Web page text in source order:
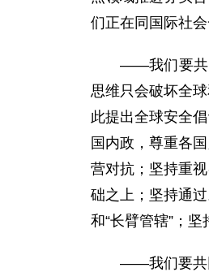
们正在同国际社
——我们要共
思维只会破坏全
此提出全球安全
国内政，尊重各
营对抗；坚持重
础之上；坚持通
和“长臂管辖”；
——我们要共